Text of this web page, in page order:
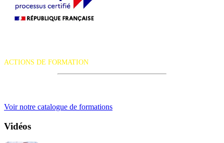
ACTIONS DE FORMATION
Voir notre catalogue de formations
Vidéos